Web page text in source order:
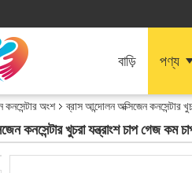
বাড়ি পণ্য
কনসেন্টার অংশ ব্রাস আন্দোলন অক্সিজেন কনসেন্টার
কনসেন্টার খুচরা যন্ত্রাংশ চাপ গেজ কম